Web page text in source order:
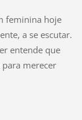
feminina hoje
a se escutar.
entende que
merecer